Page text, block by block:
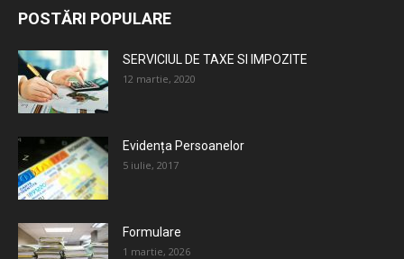
POSTĂRI POPULARE
SERVICIUL DE TAXE SI IMPOZITE
12 martie, 2020
Evidența Persoanelor
5 iulie, 2017
Formulare
1 martie, 2026